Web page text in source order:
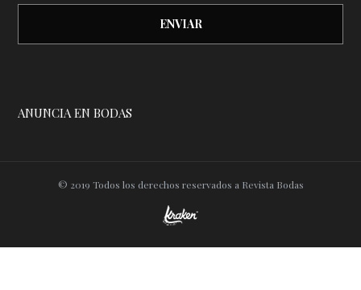
ANUNCIA EN BODAS
© 2019 Todos los derechos reservados a Revista Bodas